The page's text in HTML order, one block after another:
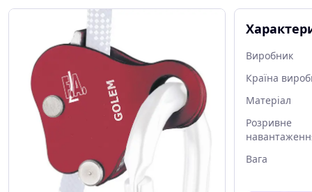
Виробник
Країна
Матеріал
Розривне
Вага